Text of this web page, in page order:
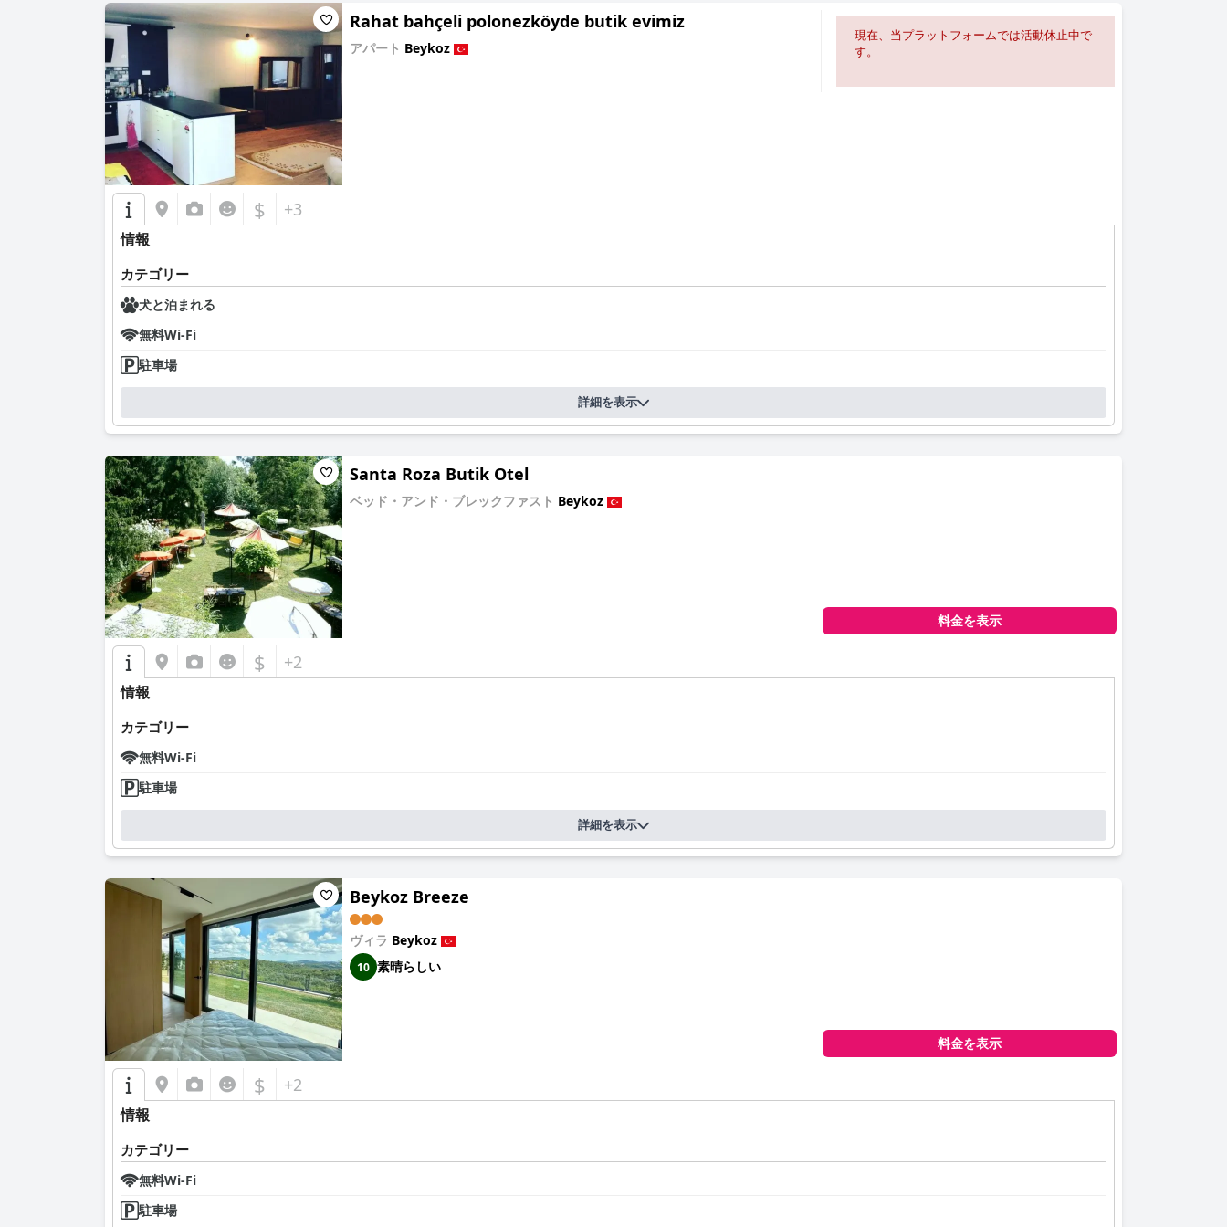
Rahat bahçeli polonezköyde butik evimiz
アパート Beykoz
現在、当プラットフォームでは活動休止中で
す。
$ +3
情報
カテゴリー
犬と泊まれる
無料Wi-Fi
駐車場
詳細を表示
Santa Roza Butik Otel
ベッド・アンド・ブレックファスト Beykoz
料金を表示
$ +2
情報
カテゴリー
無料Wi-Fi
駐車場
詳細を表示
Beykoz Breeze
ヴィラ Beykoz
10 素晴らしい
料金を表示
$ +2
情報
カテゴリー
無料Wi-Fi
駐車場